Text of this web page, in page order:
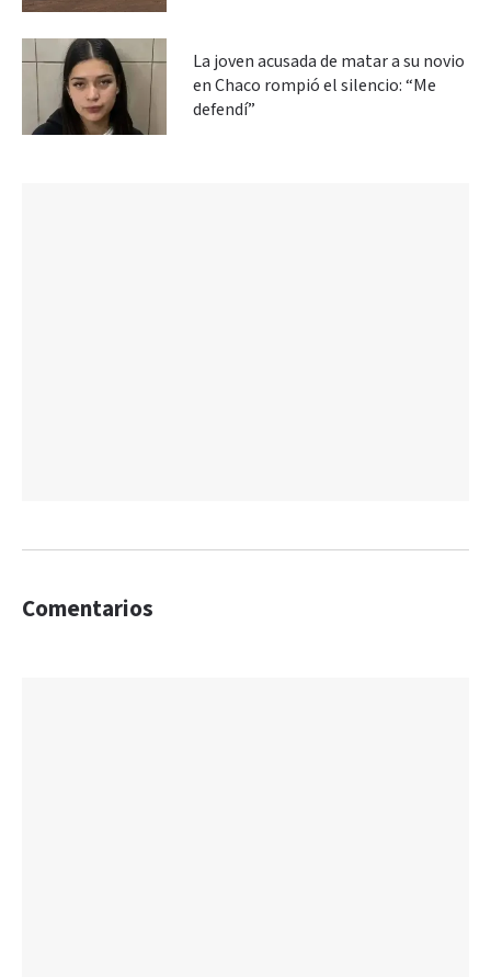
La joven acusada de matar a su novio
en Chaco rompió el silencio: “Me
defendí”
Comentarios